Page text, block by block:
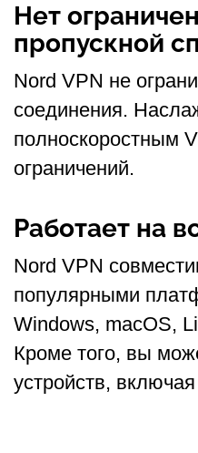
Нет
пропускной
Nord VPN не
соединения.
полноскоростным
ограничений.
Работает на
Nord VPN
популярными
Windows, macOS,
Кроме того, вы
устройств,